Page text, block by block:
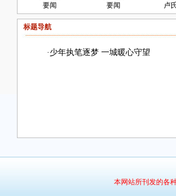
要闻
要闻
卢
标题导航
· 少年执笔逐梦 一城暖心守望
本网站所刊发的各